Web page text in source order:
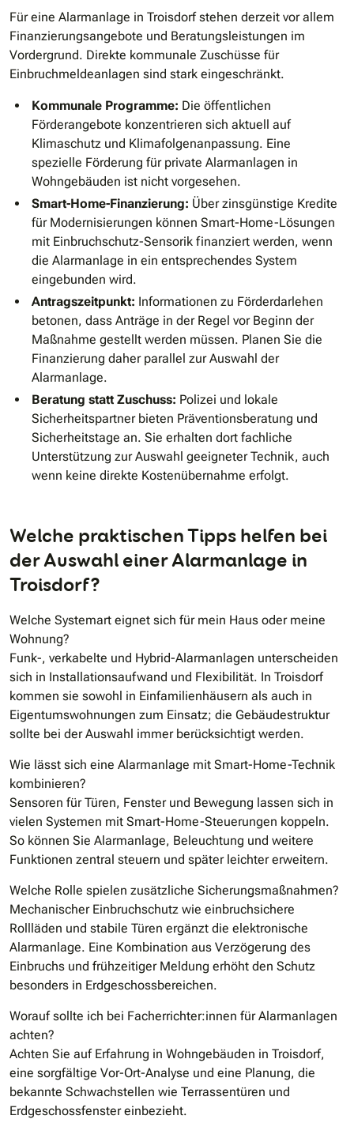
Für eine Alarmanlage in Troisdorf stehen derzeit vor allem
Finanzierungsangebote und Beratungsleistungen im
Vordergrund. Direkte kommunale Zuschüsse für
Einbruchmeldeanlagen sind stark eingeschränkt.
Kommunale Programme: Die öffentlichen
Förderangebote konzentrieren sich aktuell auf
Klimaschutz und Klimafolgenanpassung. Eine
spezielle Förderung für private Alarmanlagen in
Wohngebäuden ist nicht vorgesehen.
Smart-Home-Finanzierung: Über zinsgünstige Kredite
für Modernisierungen können Smart-Home-Lösungen
mit Einbruchschutz-Sensorik finanziert werden, wenn
die Alarmanlage in ein entsprechendes System
eingebunden wird.
Antragszeitpunkt: Informationen zu Förderdarlehen
betonen, dass Anträge in der Regel vor Beginn der
Maßnahme gestellt werden müssen. Planen Sie die
Finanzierung daher parallel zur Auswahl der
Alarmanlage.
Beratung statt Zuschuss: Polizei und lokale
Sicherheitspartner bieten Präventionsberatung und
Sicherheitstage an. Sie erhalten dort fachliche
Unterstützung zur Auswahl geeigneter Technik, auch
wenn keine direkte Kostenübernahme erfolgt.
Welche praktischen Tipps helfen bei
der Auswahl einer Alarmanlage in
Troisdorf?
Welche Systemart eignet sich für mein Haus oder meine
Wohnung?
Funk-, verkabelte und Hybrid-Alarmanlagen unterscheiden
sich in Installationsaufwand und Flexibilität. In Troisdorf
kommen sie sowohl in Einfamilienhäusern als auch in
Eigentumswohnungen zum Einsatz; die Gebäudestruktur
sollte bei der Auswahl immer berücksichtigt werden.
Wie lässt sich eine Alarmanlage mit Smart-Home-Technik
kombinieren?
Sensoren für Türen, Fenster und Bewegung lassen sich in
vielen Systemen mit Smart-Home-Steuerungen koppeln.
So können Sie Alarmanlage, Beleuchtung und weitere
Funktionen zentral steuern und später leichter erweitern.
Welche Rolle spielen zusätzliche Sicherungsmaßnahmen?
Mechanischer Einbruchschutz wie einbruchsichere
Rollläden und stabile Türen ergänzt die elektronische
Alarmanlage. Eine Kombination aus Verzögerung des
Einbruchs und frühzeitiger Meldung erhöht den Schutz
besonders in Erdgeschossbereichen.
Worauf sollte ich bei Facherrichter:innen für Alarmanlagen
achten?
Achten Sie auf Erfahrung in Wohngebäuden in Troisdorf,
eine sorgfältige Vor-Ort-Analyse und eine Planung, die
bekannte Schwachstellen wie Terrassentüren und
Erdgeschossfenster einbezieht.